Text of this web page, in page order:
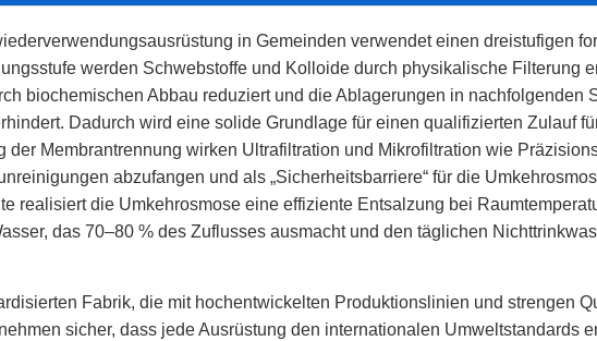
in Gemeinden verwendet einen dreistufigen
werden Schwebstoffe und Kolloide durch physikalische Filterung
biochemischen Abbau reduziert und die Ablagerungen in nachfolgenden
Dadurch wird eine solide Grundlage für einen qualifizierten Zulauf
der Membrantrennung wirken Ultrafiltration und Mikrofiltration wie
abzufangen und als „Sicherheitsbarriere“ für die
realisiert die Umkehrosmose eine effiziente Entsalzung bei
das 70–80 % des Zuflusses ausmacht und den täglichen
Fabrik, die mit hochentwickelten Produktionslinien und strengen
sicher, dass jede Ausrüstung den internationalen Umweltstandards